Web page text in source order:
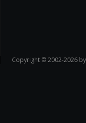
Copyright © 2002-2026